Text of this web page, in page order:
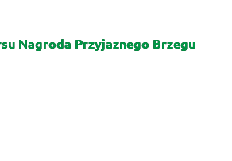
Nagroda Przyjaznego Brzegu